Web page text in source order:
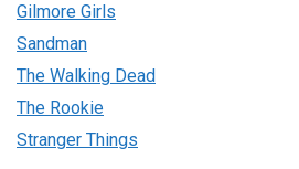
Gilmore Girls
Sandman
The Walking Dead
The Rookie
Stranger Things